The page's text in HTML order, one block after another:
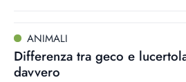
ANIMALI
Differenza tra geco e
davvero